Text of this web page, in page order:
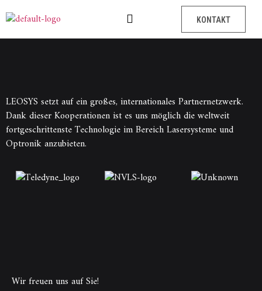
KONTAKT
LEOSYS setzt auf ein großes, internationales Partnernetzwerk.
Dank dieser Kooperationen ist es uns möglich die weltweit
fortgeschrittenste Technologie im Bereich Lasersysteme und
Optronik anzubieten.
Wir freuen uns auf Sie!